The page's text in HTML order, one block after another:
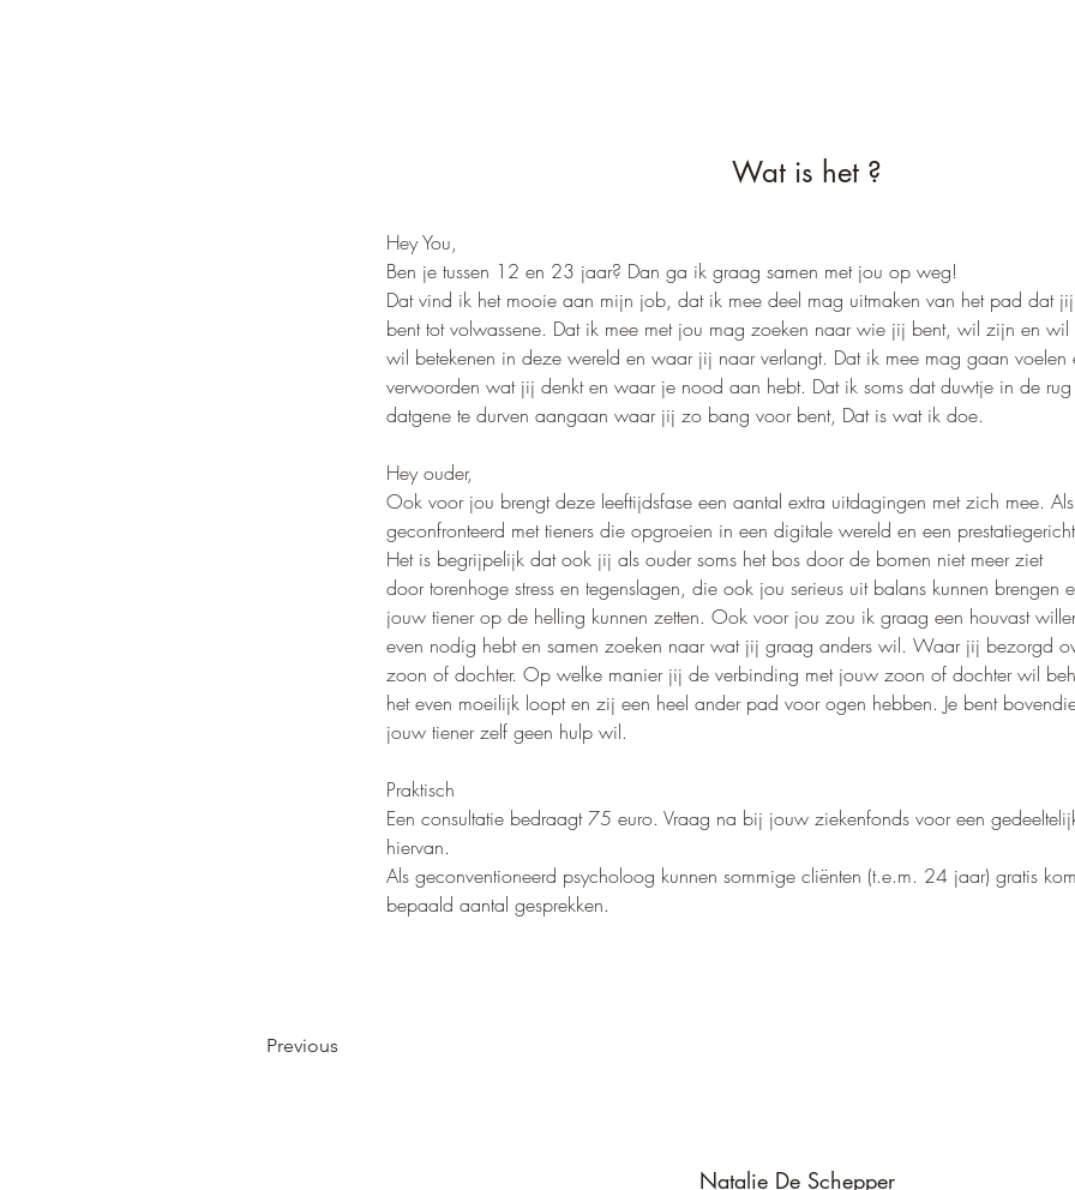
Wat is het ?
Hey You,
Ben je tussen 12 en 23 jaar? Dan ga ik graag samen met jou op weg!
Dat vind ik het mooie aan mijn job, dat ik mee deel mag uitmaken van het pad dat
bent tot volwassene. Dat ik mee met jou mag zoeken naar wie jij bent, wil zijn en
wil betekenen in deze wereld en waar jij naar verlangt. Dat ik mee mag gaan voelen
verwoorden wat jij denkt en waar je nood aan hebt. Dat ik soms dat duwtje in de
datgene te durven aangaan waar jij zo bang voor bent, Dat is wat ik doe.
Hey ouder,
Ook voor jou brengt deze leeftijdsfase een aantal extra uitdagingen met zich mee.
geconfronteerd met tieners die opgroeien in een digitale wereld en een
Het is begrijpelijk dat ook jij als ouder soms het bos door de bomen niet meer ziet
door torenhoge stress en tegenslagen, die ook jou serieus uit balans kunnen
jouw tiener op de helling kunnen zetten. Ook voor jou zou ik graag een houvast
even nodig hebt en samen zoeken naar wat jij graag anders wil. Waar jij bezorgd
zoon of dochter. Op welke manier jij de verbinding met jouw zoon of dochter wil
het even moeilijk loopt en zij een heel ander pad voor ogen hebben. Je bent
jouw tiener zelf geen hulp wil.
Praktisch
Een consultatie bedraagt 75 euro. Vraag na bij jouw ziekenfonds voor een
hiervan.
Als geconventioneerd psycholoog kunnen sommige cliënten (t.e.m. 24 jaar) gratis
bepaald aantal gesprekken.
Previous
Natalie De Schepper